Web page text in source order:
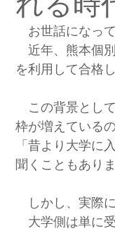
お世話になって
近年、熊本個
を利用して合格
この背景とし
枠が増えている
「昔より大学に
聞くこともありま
しかし、実際
大学側は単に